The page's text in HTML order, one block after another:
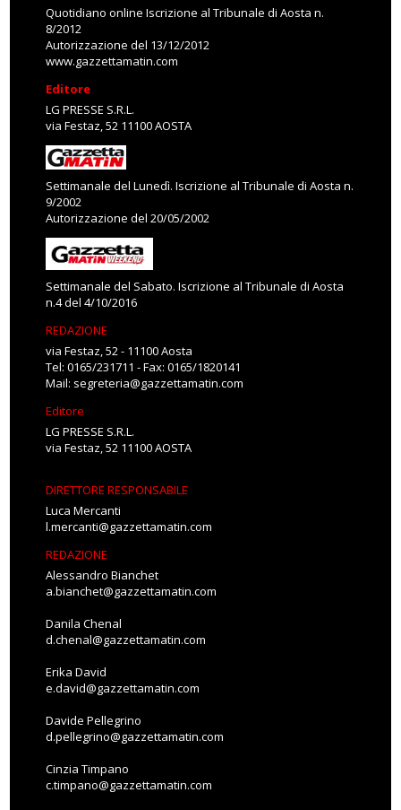
Quotidiano online Iscrizione al Tribunale di Aosta n.
8/2012
Autorizzazione del 13/12/2012
www.gazzettamatin.com
Editore
LG PRESSE S.R.L.
via Festaz, 52 11100 AOSTA
Settimanale del Lunedì. Iscrizione al Tribunale di Aosta n.
9/2002
Autorizzazione del 20/05/2002
Settimanale del Sabato. Iscrizione al Tribunale di Aosta
n.4 del 4/10/2016
REDAZIONE
via Festaz, 52 - 11100 Aosta
Tel: 0165/231711 - Fax: 0165/1820141
Mail: segreteria@gazzettamatin.com
Editore
LG PRESSE S.R.L.
via Festaz, 52 11100 AOSTA
DIRETTORE RESPONSABILE
Luca Mercanti
l.mercanti@gazzettamatin.com
REDAZIONE
Alessandro Bianchet
a.bianchet@gazzettamatin.com
Danila Chenal
d.chenal@gazzettamatin.com
Erika David
e.david@gazzettamatin.com
Davide Pellegrino
d.pellegrino@gazzettamatin.com
Cinzia Timpano
c.timpano@gazzettamatin.com